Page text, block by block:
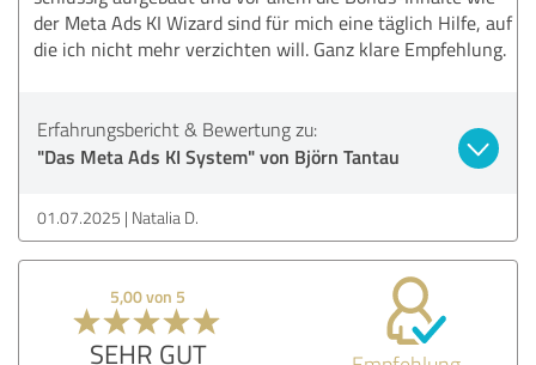
der Meta Ads KI Wizard sind für mich eine täglich Hilfe, auf
die ich nicht mehr verzichten will. Ganz klare Empfehlung.
Erfahrungsbericht & Bewertung zu:
"Das Meta Ads KI System" von Björn Tantau
01.07.2025 Natalia D.
5,00 von 5
SEHR GUT